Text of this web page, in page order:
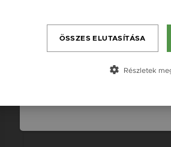
România / RO
Slovensko /
ÖSSZES ELUTASÍTÁSA
Részletek